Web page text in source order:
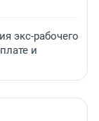
экс-рабочего
и